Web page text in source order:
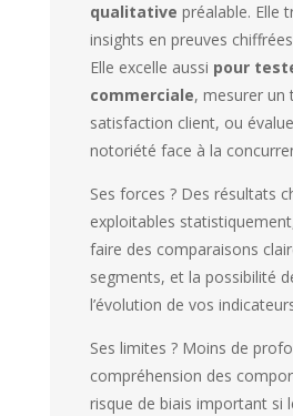
qualitative préalable. Elle
insights en preuves
Elle excelle aussi pour
commerciale, mesurer un
satisfaction client, ou
notoriété face à la
Ses forces ? Des résultats
exploitables
faire des comparaisons
segments, et la possibilité
l’évolution de vos
Ses limites ? Moins de
compréhension des
risque de biais important si